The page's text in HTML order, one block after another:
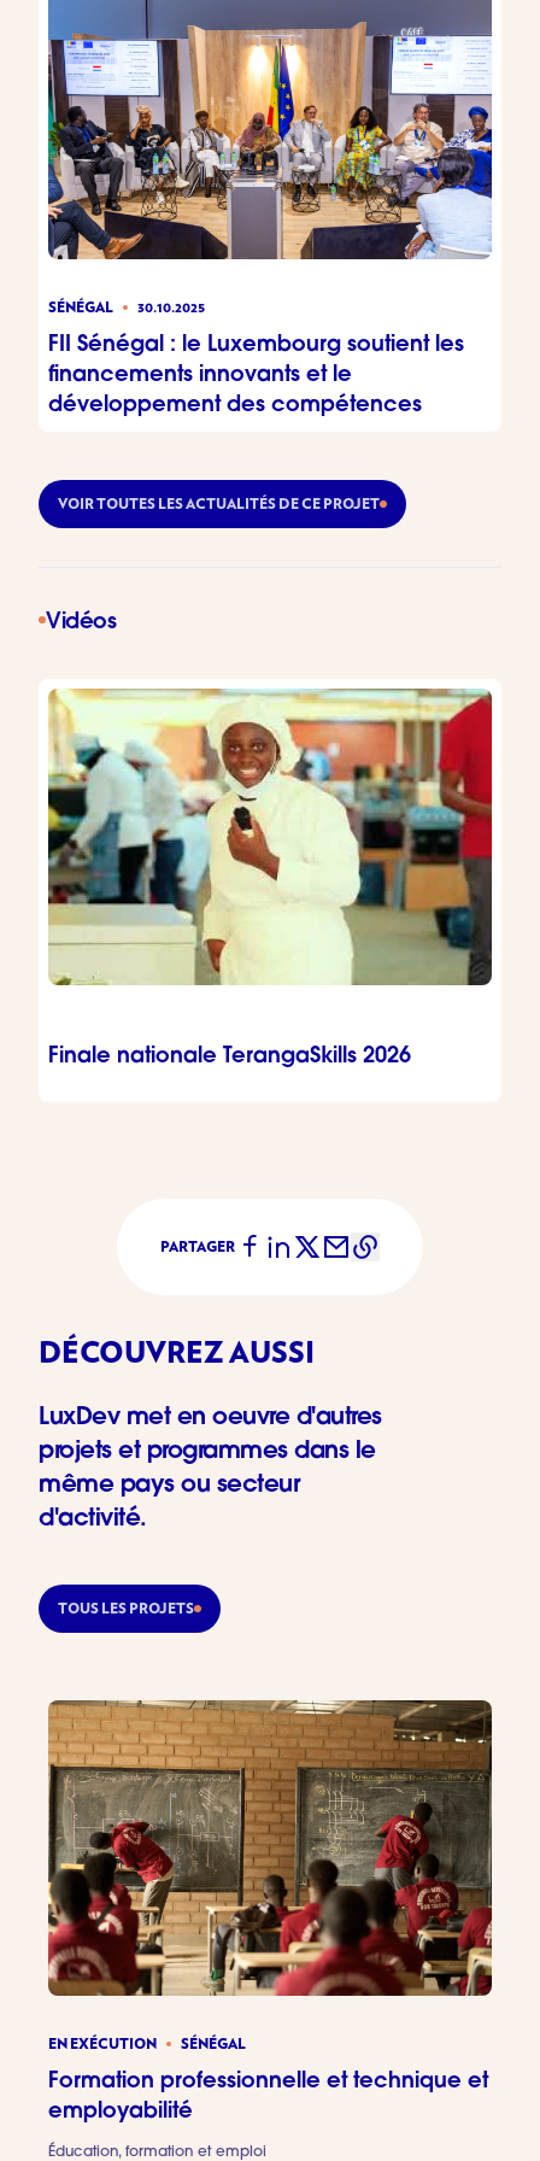
SÉNÉGAL 30.10.2025
FII Sénégal : le Luxembourg soutient les
financements innovants et le
développement des compétences
VOIR TOUTES LES ACTUALITÉS DE CE PROJET
Vidéos
Finale nationale TerangaSkills 2026
PARTAGER
DÉCOUVREZ AUSSI
LuxDev met en oeuvre d'autres
projets et programmes dans le
même pays ou secteur
d'activité.
TOUS LES PROJETS
EN EXÉCUTION SÉNÉGAL
Formation professionnelle et technique et
employabilité
Éducation, formation et emploi